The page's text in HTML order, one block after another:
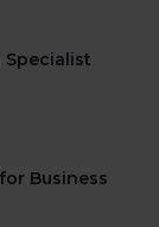
Business